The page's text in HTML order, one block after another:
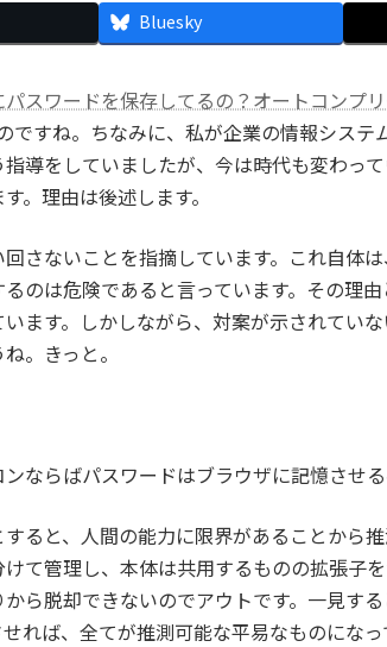
Bluesky
パスワードを保存してるの？オートコンプ
ですね。ちなみに、私が企業の情報シス
導をしていましたが、今は時代も変わっ
。理由は後述します。
さないことを指摘しています。これ自体
のは危険であると言っています。その理
ます。しかしながら、対案が示されてい
。きっと。
ならばパスワードはブラウザに記憶させる
ると、人間の能力に限界があることから
て管理し、本体は共用するものの拡張子
ら脱却できないのでアウトです。一見す
れば、全てが推測可能な平易なものにな